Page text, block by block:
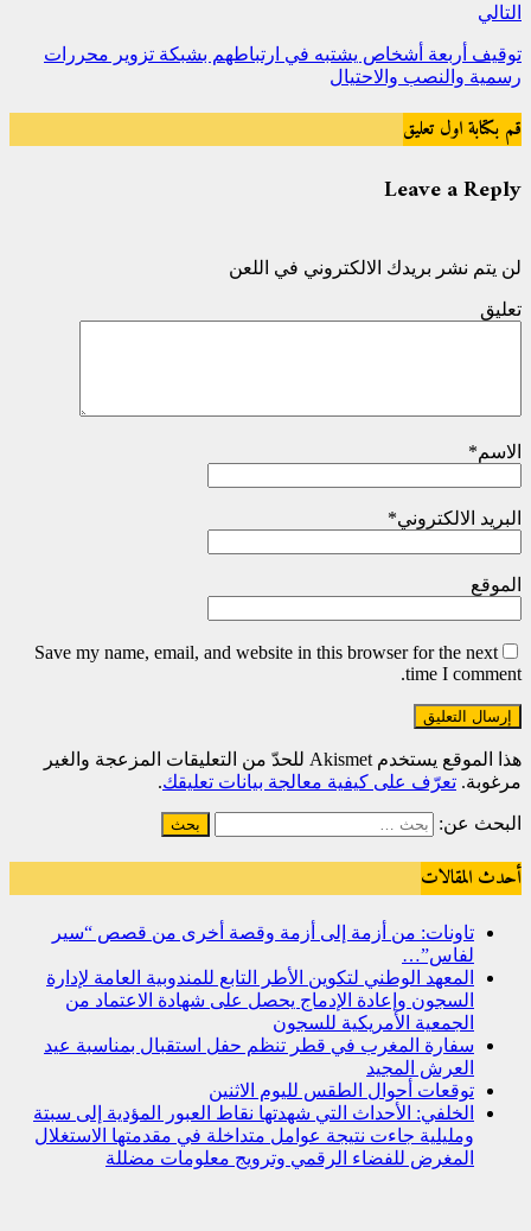
التالي
توقيف أربعة أشخاص يشتبه في ارتباطهم بشبكة تزوير محررات
رسمية والنصب والاحتيال
قم بكتابة اول تعليق
Leave a Reply
لن يتم نشر بريدك الالكتروني في اللعن
تعليق
الاسم*
البريد الالكتروني*
الموقع
Save my name, email, and website in this browser for the next
time I comment.
هذا الموقع يستخدم Akismet للحدّ من التعليقات المزعجة والغير
مرغوبة. تعرّف على كيفية معالجة بيانات تعليقك.
البحث عن:
أحدث المقالات
تاونات: من أزمة إلى أزمة وقصة أخرى من قصص “سير
لفاس”…
المعهد الوطني لتكوين الأطر التابع للمندوبية العامة لإدارة
السجون وإعادة الإدماج يحصل على شهادة الاعتماد من
الجمعية الأمريكية للسجون
سفارة المغرب في قطر تنظم حفل استقبال بمناسبة عيد
العرش المجيد
توقعات أحوال الطقس لليوم الاثنين
الخلفي: الأحداث التي شهدتها نقاط العبور المؤدية إلى سبتة
ومليلية جاءت نتيجة عوامل متداخلة في مقدمتها الاستغلال
المغرض للفضاء الرقمي وترويج معلومات مضللة